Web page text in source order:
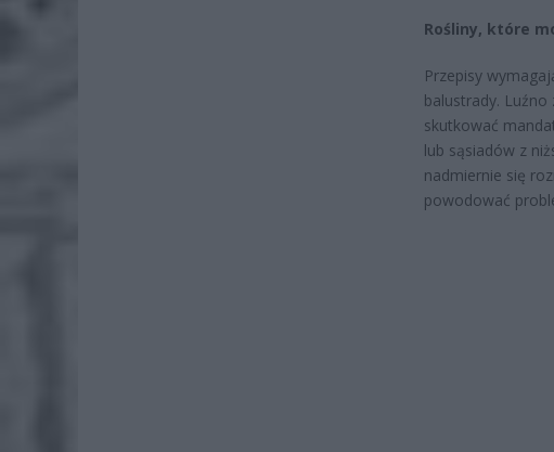
Rośliny, które
Przepisy
balustrady.
skutkować
lub sąsiadów z
nadmiernie się
powodować